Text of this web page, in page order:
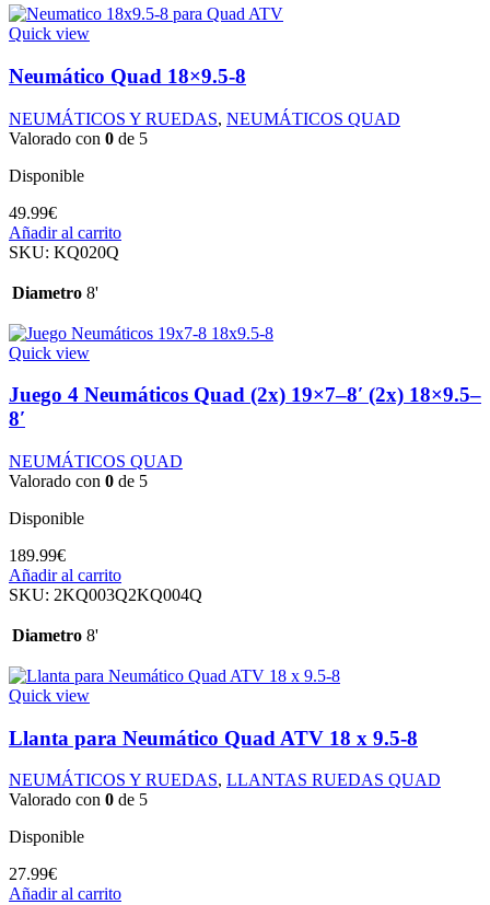
Quick view
Neumático Quad 18×9.5-8
NEUMÁTICOS Y RUEDAS, NEUMÁTICOS QUAD
Valorado con 0 de 5
Disponible
49.99€
Añadir al carrito
SKU: KQ020Q
Diametro 8'
Quick view
Juego 4 Neumáticos Quad (2x) 19×7–8′ (2x) 18×9.5–
8′
NEUMÁTICOS QUAD
Valorado con 0 de 5
Disponible
189.99€
Añadir al carrito
SKU: 2KQ003Q2KQ004Q
Diametro 8'
Quick view
Llanta para Neumático Quad ATV 18 x 9.5-8
NEUMÁTICOS Y RUEDAS, LLANTAS RUEDAS QUAD
Valorado con 0 de 5
Disponible
27.99€
Añadir al carrito